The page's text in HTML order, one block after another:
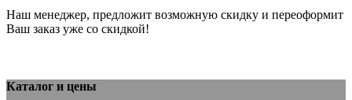
Наш менеджер, предложит возможную скидку и переоформит
Ваш заказ уже со скидкой!
Каталог и цены